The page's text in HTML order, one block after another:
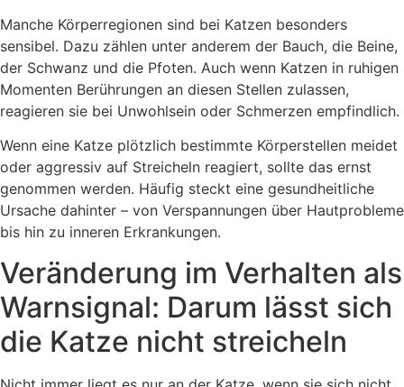
Manche Körperregionen sind bei Katzen besonders
sensibel. Dazu zählen unter anderem der Bauch, die Beine,
der Schwanz und die Pfoten. Auch wenn Katzen in ruhigen
Momenten Berührungen an diesen Stellen zulassen,
reagieren sie bei Unwohlsein oder Schmerzen empfindlich.
Wenn eine Katze plötzlich bestimmte Körperstellen meidet
oder aggressiv auf Streicheln reagiert, sollte das ernst
genommen werden. Häufig steckt eine gesundheitliche
Ursache dahinter – von Verspannungen über Hautprobleme
bis hin zu inneren Erkrankungen.
Veränderung im Verhalten als
Warnsignal: Darum lässt sich
die Katze nicht streicheln